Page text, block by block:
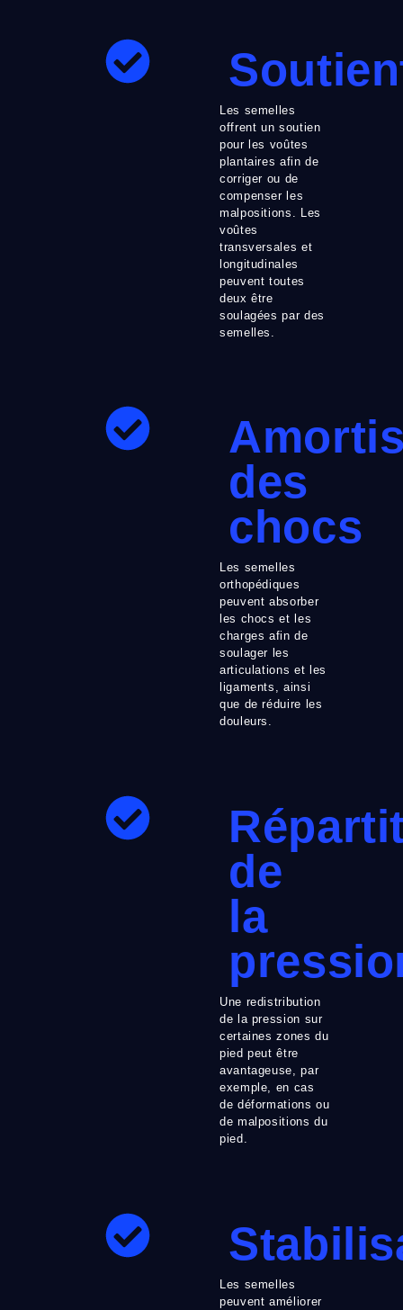
Les semelles
offrent un soutien
pour les voûtes
plantaires afin de
corriger ou de
compenser les
malpositions. Les
voûtes
transversales et
longitudinales
peuvent toutes
deux être
soulagées par des
semelles.
des
chocs
Les semelles
orthopédiques
peuvent absorber
les chocs et les
charges afin de
soulager les
articulations et les
ligaments, ainsi
que de réduire les
douleurs.
de
la
Une redistribution
de la pression sur
certaines zones du
pied peut être
avantageuse, par
exemple, en cas
de déformations ou
de malpositions du
pied.
Les semelles
peuvent améliorer